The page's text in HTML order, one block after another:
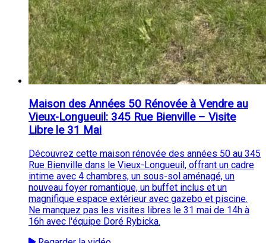
Maison des Années 50 Rénovée à Vendre au
Vieux-Longueuil: 345 Rue Bienville – Visite
Libre le 31 Mai
Découvrez cette maison rénovée des années 50 au 345
Rue Bienville dans le Vieux-Longueuil, offrant un cadre
intime avec 4 chambres, un sous-sol aménagé, un
nouveau foyer romantique, un buffet inclus et un
magnifique espace extérieur avec gazebo et piscine.
Ne manquez pas les visites libres le 31 mai de 14h à
16h avec l'équipe Doré Rybicka.